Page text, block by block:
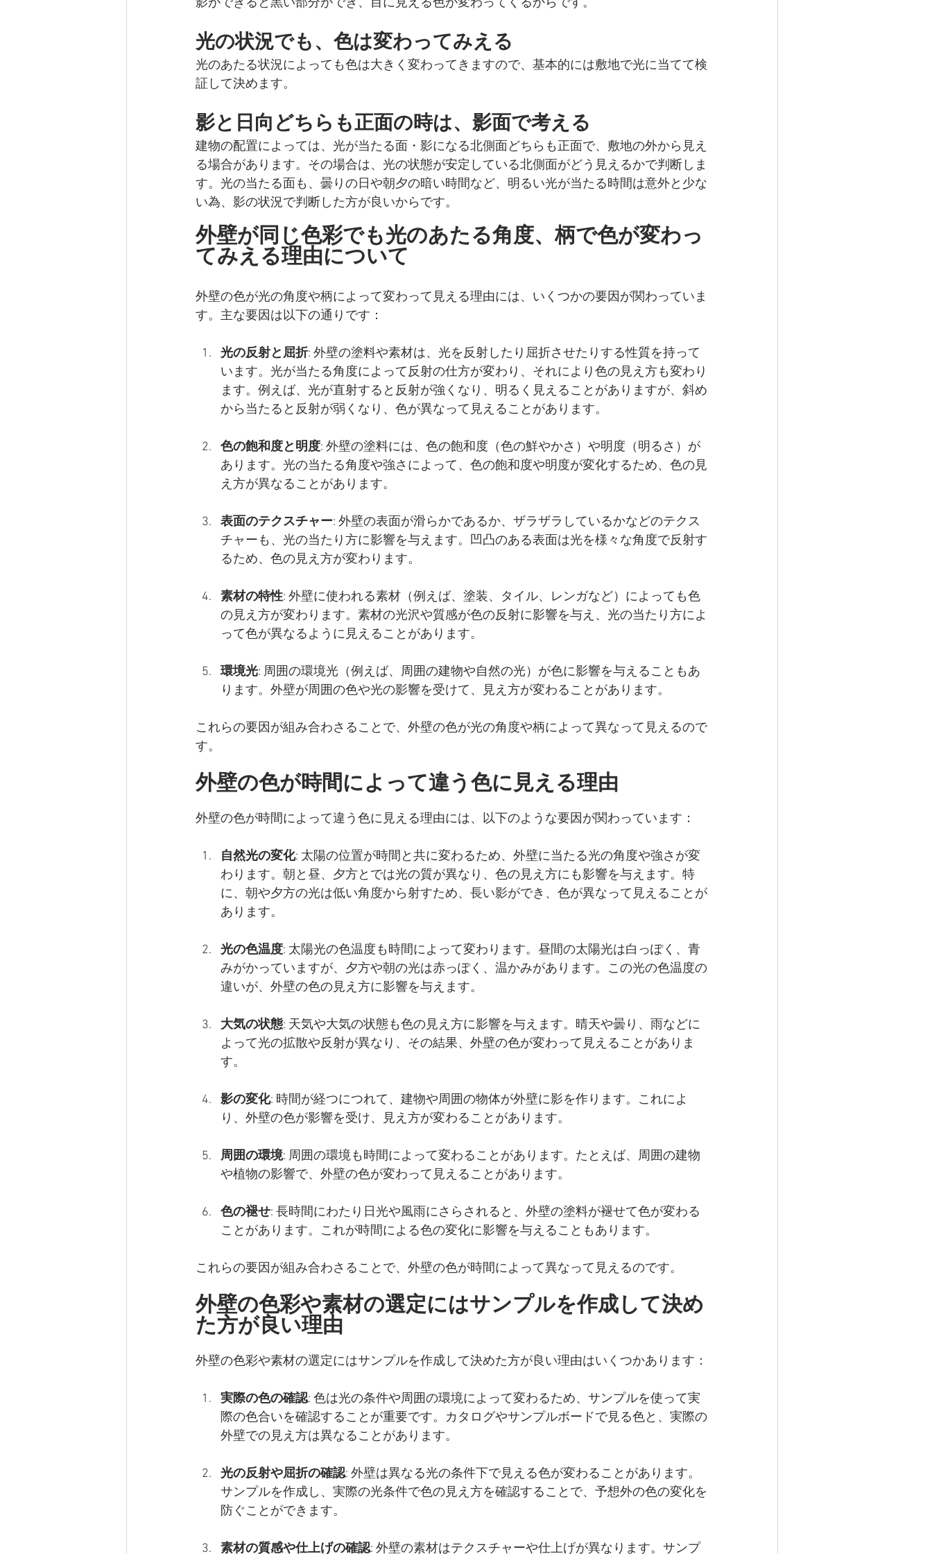
影ができると黒い部分ができ、目に見える色が変わってくるからです。
光の状況でも、色は変わってみえる
光のあたる状況によっても色は大きく変わってきますので、基本的には敷地で光に当てて検
証して決めます。
影と日向どちらも正面の時は、影面で考える
建物の配置によっては、光が当たる面・影になる北側面どちらも正面で、敷地の外から見え
る場合があります。その場合は、光の状態が安定している北側面がどう見えるかで判断しま
す。光の当たる面も、曇りの日や朝夕の暗い時間など、明るい光が当たる時間は意外と少な
い為、影の状況で判断した方が良いからです。
外壁が同じ色彩でも光のあたる角度、柄で色が変わっ
てみえる理由について
外壁の色が光の角度や柄によって変わって見える理由には、いくつかの要因が関わっていま
す。主な要因は以下の通りです：
光の反射と屈折: 外壁の塗料や素材は、光を反射したり屈折させたりする性質を持って
います。光が当たる角度によって反射の仕方が変わり、それにより色の見え方も変わり
ます。例えば、光が直射すると反射が強くなり、明るく見えることがありますが、斜め
から当たると反射が弱くなり、色が異なって見えることがあります。
色の飽和度と明度: 外壁の塗料には、色の飽和度（色の鮮やかさ）や明度（明るさ）が
あります。光の当たる角度や強さによって、色の飽和度や明度が変化するため、色の見
え方が異なることがあります。
表面のテクスチャー: 外壁の表面が滑らかであるか、ザラザラしているかなどのテクス
チャーも、光の当たり方に影響を与えます。凹凸のある表面は光を様々な角度で反射す
るため、色の見え方が変わります。
素材の特性: 外壁に使われる素材（例えば、塗装、タイル、レンガなど）によっても色
の見え方が変わります。素材の光沢や質感が色の反射に影響を与え、光の当たり方によ
って色が異なるように見えることがあります。
環境光: 周囲の環境光（例えば、周囲の建物や自然の光）が色に影響を与えることもあ
ります。外壁が周囲の色や光の影響を受けて、見え方が変わることがあります。
これらの要因が組み合わさることで、外壁の色が光の角度や柄によって異なって見えるので
す。
外壁の色が時間によって違う色に見える理由
外壁の色が時間によって違う色に見える理由には、以下のような要因が関わっています：
自然光の変化: 太陽の位置が時間と共に変わるため、外壁に当たる光の角度や強さが変
わります。朝と昼、夕方とでは光の質が異なり、色の見え方にも影響を与えます。特
に、朝や夕方の光は低い角度から射すため、長い影ができ、色が異なって見えることが
あります。
光の色温度: 太陽光の色温度も時間によって変わります。昼間の太陽光は白っぽく、青
みがかっていますが、夕方や朝の光は赤っぽく、温かみがあります。この光の色温度の
違いが、外壁の色の見え方に影響を与えます。
大気の状態: 天気や大気の状態も色の見え方に影響を与えます。晴天や曇り、雨などに
よって光の拡散や反射が異なり、その結果、外壁の色が変わって見えることがありま
す。
影の変化: 時間が経つにつれて、建物や周囲の物体が外壁に影を作ります。これによ
り、外壁の色が影響を受け、見え方が変わることがあります。
周囲の環境: 周囲の環境も時間によって変わることがあります。たとえば、周囲の建物
や植物の影響で、外壁の色が変わって見えることがあります。
色の褪せ: 長時間にわたり日光や風雨にさらされると、外壁の塗料が褪せて色が変わる
ことがあります。これが時間による色の変化に影響を与えることもあります。
これらの要因が組み合わさることで、外壁の色が時間によって異なって見えるのです。
外壁の色彩や素材の選定にはサンプルを作成して決め
た方が良い理由
外壁の色彩や素材の選定にはサンプルを作成して決めた方が良い理由はいくつかあります：
実際の色の確認: 色は光の条件や周囲の環境によって変わるため、サンプルを使って実
際の色合いを確認することが重要です。カタログやサンプルボードで見る色と、実際の
外壁での見え方は異なることがあります。
光の反射や屈折の確認: 外壁は異なる光の条件下で見える色が変わることがあります。
サンプルを作成し、実際の光条件で色の見え方を確認することで、予想外の色の変化を
防ぐことができます。
素材の質感や仕上げの確認: 外壁の素材はテクスチャーや仕上げが異なります。サンプ